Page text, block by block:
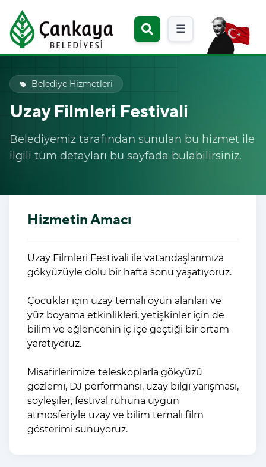
☰
local_offer Belediye Hizmetleri
Uzay Filmleri Festivali
Belediyemiz tarafından sunulan bu hizmet ile
ilgili tüm detayları bu sayfada bulabilirsiniz.
Hizmetin Amacı
Uzay Filmleri Festivali ile vatandaşlarımıza
gökyüzüyle dolu bir hafta sonu yaşatıyoruz.
Çocuklar için uzay temalı oyun alanları ve
yüz boyama etkinlikleri, yetişkinler için de
bilim ve eğlencenin iç içe geçtiği bir ortam
yaratıyoruz.
Misafirlerimize teleskoplarla gökyüzü
gözlemi, DJ performansı, uzay bilgi yarışması,
söyleşiler, festival ruhuna uygun
atmosferiyle uzay ve bilim temalı film
gösterimi sunuyoruz.